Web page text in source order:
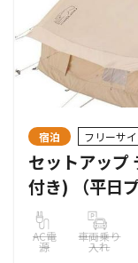
宿泊 フリーサ
セットアッ
付き) （平日
AC電
源
車両乗り
入れ